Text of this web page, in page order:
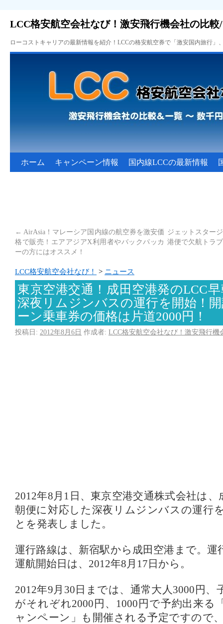
LCC格安航空会社なび！激安飛行機会社の比較
ローコストキャリアの最新情報を紹介！LCCの格安航空券で「激安国内旅行
ホーム キャンペーン情報 国内線LCCの最新情報
← AirAsia！マレーシア国内線の航空券を激安価
格で販売！エアアジアX利用者やバックパッカ
ーの方にはオススメ！
ジェットスター
港便で欠航トラ
LCC格安航空会社なび！ > ニュース
東京空港交通！成田空港発のLCC
深夜リムジンバスの運行を開始！
ーン乗車券の価格は片道2000円！
投稿日: 2012年8月6日 作成者: LCC格安航空会社なび！激安飛行機
2012年8月1日、東京空港交通株式会社は
朝便に対応した深夜リムジンバスの運行
とを発表しました。
運行路線は、新宿駅から成田空港まで。運
運航開始日は、2012年8月17日から。
2012年9月30日までは、通常大人3000円、
がそれぞれ2000円、1000円で予約出来る
ャンペーン」も開催される予定ですので